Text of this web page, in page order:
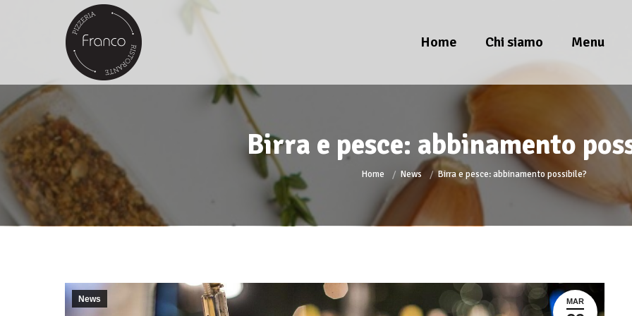
Home Chi siamo Menu
Birra e pesce: abbinamento
You are here:
Home News Birra e pesce: abbinamento possibile?
MAR
News